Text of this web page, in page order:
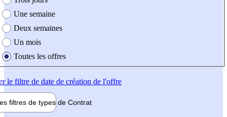
Une semaine
Deux semaines
Un mois
Toutes les offres
le filtre de date de création de l'offre
filtres de types de Contrat